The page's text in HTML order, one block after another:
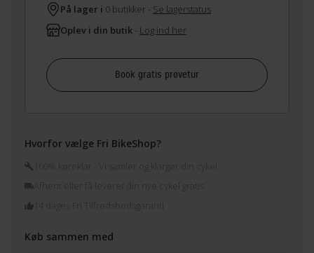
På lager i 0 butikker - Se lagerstatus
Oplev i din butik - Log ind her
Book gratis prøvetur
Hvorfor vælge Fri BikeShop?
100% køreklar - Vi samler og klargør din cykel
14 dages Fri Tilfredshedsgaranti
Køb sammen med